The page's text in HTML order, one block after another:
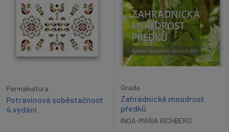
Permakultura
Potravinová soběstačnost
4.vydání
Grada
Zahradnická moudrost
předků
INGA-MARIA RICHBERG